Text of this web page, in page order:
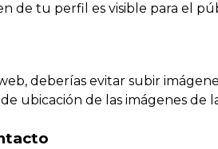
de tu perfil es visible para el
deberías evitar subir
ubicación de las imágenes de